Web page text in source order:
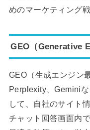
めのマーケティング戦
GEO（Generative
GEO（生成エンジン
Perplexity、Gemini
して、自社のサイト
チャット回答画面内